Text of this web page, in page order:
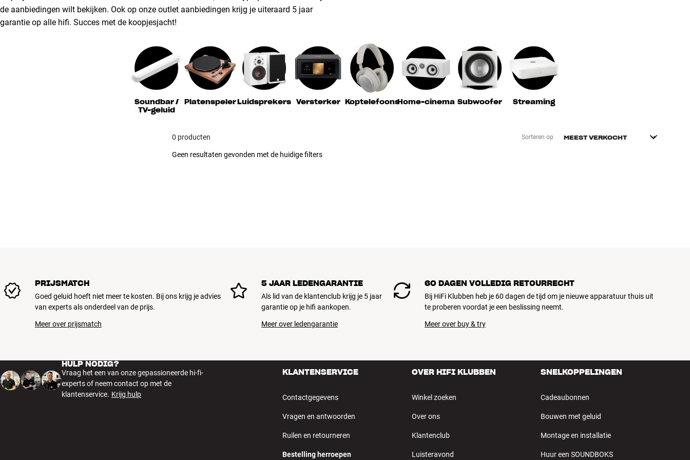
de aanbiedingen wilt bekijken. Ook op onze outlet aanbiedingen krijg je uiteraard 5 jaar
garantie op alle hifi. Succes met de koopjesjacht!
Soundbar /
TV-geluid
PlatenspelerLuidsprekers Versterker KoptelefoonsHome-cinema Subwoofer Streaming
0 producten Sorteren op
Geen resultaten gevonden met de huidige filters
PRIJSMATCH
Goed geluid hoeft niet meer te kosten. Bij ons krijg je advies
van experts als onderdeel van de prijs.
Meer over prijsmatch
5 JAAR LEDENGARANTIE
Als lid van de klantenclub krijg je 5 jaar
garantie op je hifi aankopen.
Meer over ledengarantie
60 DAGEN VOLLEDIG RETOURRECHT
Bij HiFi Klubben heb je 60 dagen de tijd om je nieuwe apparatuur thuis uit
te proberen voordat je een beslissing neemt.
Meer over buy & try
HULP NODIG?
Vraag het een van onze gepassioneerde hi-fi-
experts of neem contact op met de
klantenservice. Krijg hulp
KLANTENSERVICE
Contactgegevens
Vragen en antwoorden
Ruilen en retourneren
Bestelling herroepen
OVER HIFI KLUBBEN
Winkel zoeken
Over ons
Klantenclub
Luisteravond
SNELKOPPELINGEN
Cadeaubonnen
Bouwen met geluid
Montage en installatie
Huur een SOUNDBOKS